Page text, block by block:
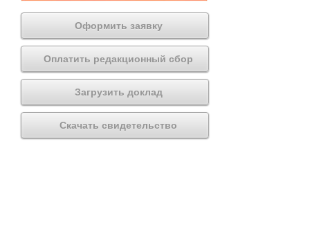
Оформить заявку
Оплатить редакционный сбор
Загрузить доклад
Скачать свидетельство